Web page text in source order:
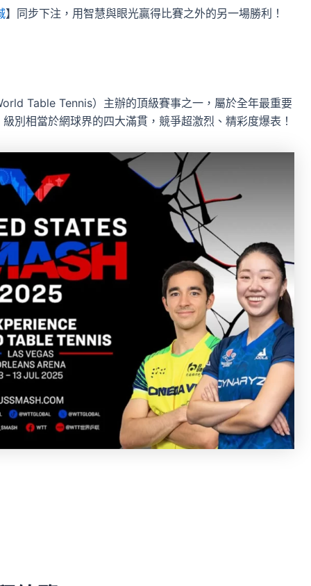
】同步下注，用智慧與眼光贏得比賽之外的另一場勝利！
Table Tennis）主辦的頂級賽事之一，屬於全年最重要
別相當於網球界的四大滿貫，競爭超激烈、精彩度爆表！